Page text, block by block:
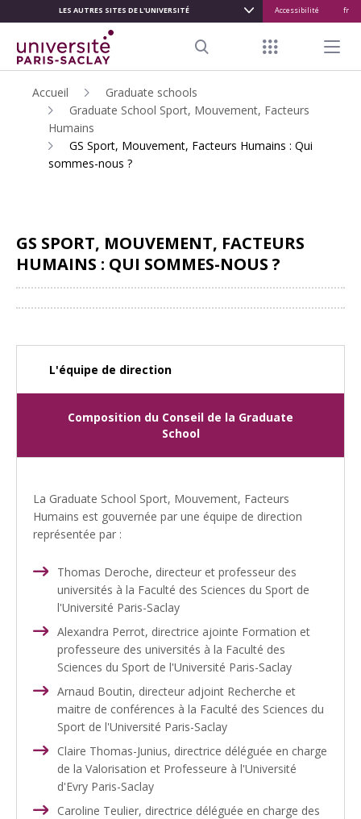
CONTENU
PRINCIPAL
LES AUTRES SITES DE L'UNIVERSITÉ Accessibilité fr
Menu Menu
Accueil
Graduate schools
Graduate School Sport, Mouvement, Facteurs
Humains
GS Sport, Mouvement, Facteurs Humains : Qui
sommes-nous ?
GS SPORT, MOUVEMENT, FACTEURS
HUMAINS : QUI SOMMES-NOUS ?
L'équipe de direction
Composition du Conseil de la Graduate
School
La Graduate School Sport, Mouvement, Facteurs
Humains est gouvernée par une équipe de direction
représentée par :
Thomas Deroche, directeur et professeur des
universités à la Faculté des Sciences du Sport de
l'Université Paris-Saclay
Alexandra Perrot, directrice ajointe Formation et
professeure des universités à la Faculté des
Sciences du Sport de l'Université Paris-Saclay
Arnaud Boutin, directeur adjoint Recherche et
maitre de conférences à la Faculté des Sciences du
Sport de l'Université Paris-Saclay
Claire Thomas-Junius, directrice déléguée en charge
de la Valorisation et Professeure à l'Université
d'Evry Paris-Saclay
Caroline Teulier, directrice déléguée en charge des